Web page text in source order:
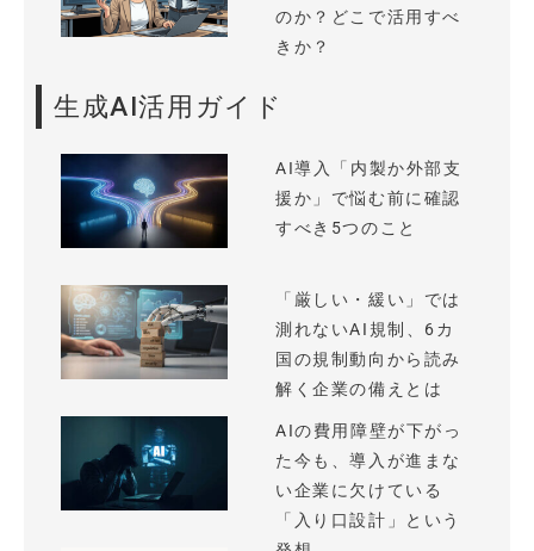
のか？どこで活用すべ
きか？
生成AI活用ガイド
AI導入「内製か外部支
援か」で悩む前に確認
すべき5つのこと
「厳しい・緩い」では
測れないAI規制、6カ
国の規制動向から読み
解く企業の備えとは
AIの費用障壁が下がっ
た今も、導入が進まな
い企業に欠けている
「入り口設計」という